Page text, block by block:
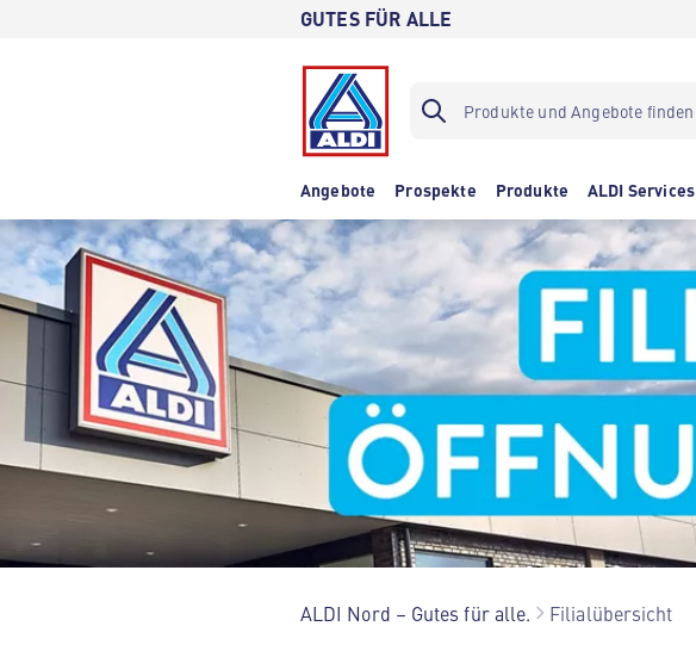
GUTES FÜR ALLE
Angebote Prospekte Produkte ALDI Services
ALDI Nord – Gutes für alle. Filialübersicht